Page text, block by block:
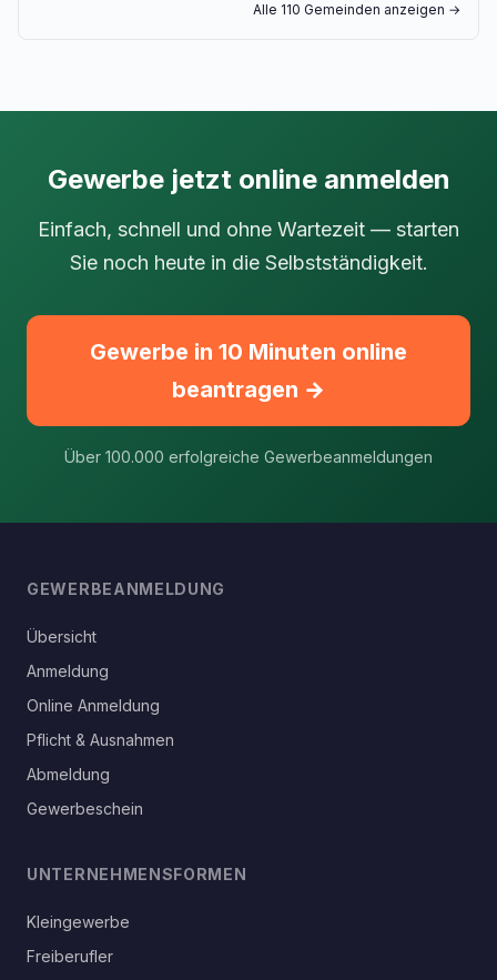
Alle 110 Gemeinden anzeigen →
Gewerbe jetzt online anmelden
Einfach, schnell und ohne Wartezeit — starten
Sie noch heute in die Selbstständigkeit.
Gewerbe in 10 Minuten online
beantragen →
Über 100.000 erfolgreiche Gewerbeanmeldungen
GEWERBEANMELDUNG
Übersicht
Anmeldung
Online Anmeldung
Pflicht & Ausnahmen
Abmeldung
Gewerbeschein
UNTERNEHMENSFORMEN
Kleingewerbe
Freiberufler